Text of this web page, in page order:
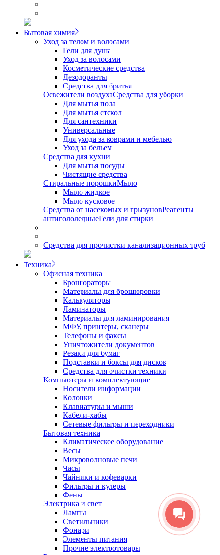
Бытовая химия
Уход за телом и волосами
Гели для душа
Уход за волосами
Косметические средства
Дезодоранты
Средства для бритья
Освежители воздухаСредства для уборки
Для мытья пола
Для мытья стекол
Для сантехники
Универсальные
Для ухода за коврами и мебелью
Уход за бельем
Средства для кухни
Для мытья посуды
Чистящие средства
Стиральные порошкиМыло
Мыло жидкое
Мыло кусковое
Средства от насекомых и грызуновРеагенты
антигололедныеГели для стирки
Средства для прочистки канализационных труб
Техника
Офисная техника
Брошюраторы
Материалы для брошюровки
Калькуляторы
Ламинаторы
Материалы для ламинирования
МФУ, принтеры, сканеры
Телефоны и факсы
Уничтожители документов
Резаки для бумаг
Подставки и боксы для дисков
Средства для очистки техники
Компьютеры и комплектующие
Носители информации
Колонки
Клавиатуры и мыши
Кабели-хабы
Сетевые фильтры и переходники
Бытовая техника
Климатическое оборудование
Весы
Микроволновые печи
Часы
Чайники и кофеварки
Фильтры и кулеры
Фены
Электрика и свет
Лампы
Светильники
Фонари
Элементы питания
Прочие электротовары